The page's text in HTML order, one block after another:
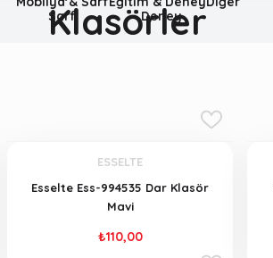
Klasörler
ESSELTE
Esselte Ess-994535 Dar Klasör
Mavi
₺110,00